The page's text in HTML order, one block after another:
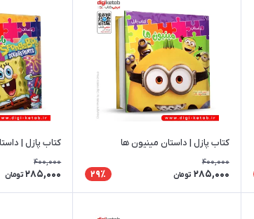
کتاب پازل | داستان مینیون ها
400,000
285,000 تومان 29٪
کتاب پازل |
400,000
285,000 تومان